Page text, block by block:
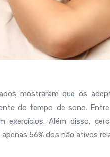
mostraram que os
do tempo de sono.
exercícios. Além disso,
56% dos não ativos